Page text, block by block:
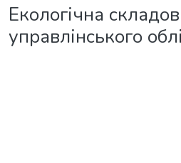
Екологічна
управлінського